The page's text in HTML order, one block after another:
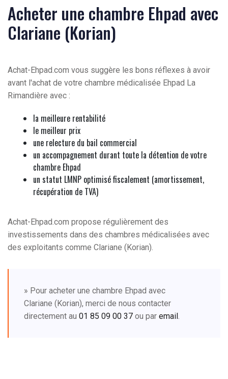
Acheter une chambre Ehpad avec
Clariane (Korian)
Achat-Ehpad.com vous suggère les bons réflexes à avoir
avant l'achat de votre chambre médicalisée Ehpad La
Rimandière avec :
la meilleure rentabilité
le meilleur prix
une relecture du bail commercial
un accompagnement durant toute la détention de votre
chambre Ehpad
un statut LMNP optimisé fiscalement (amortissement,
récupération de TVA)
Achat-Ehpad.com propose régulièrement des
investissements dans des chambres médicalisées avec
des exploitants comme Clariane (Korian).
» Pour acheter une chambre Ehpad avec
Clariane (Korian), merci de nous contacter
directement au 01 85 09 00 37 ou par email .